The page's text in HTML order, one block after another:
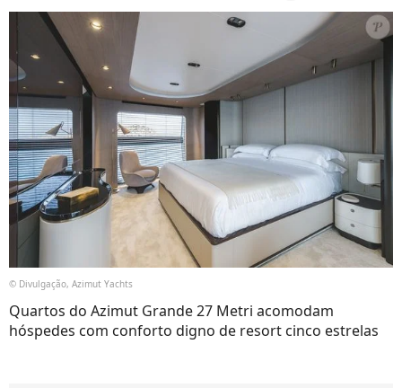
© Divulgação, Azimut Yachts
Quartos do Azimut Grande 27 Metri acomodam
hóspedes com conforto digno de resort cinco estrelas